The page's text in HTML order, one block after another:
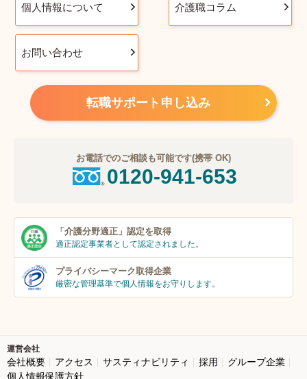
個人情報について 介護職コラム
お問い合わせ
転職サポート申し込み
お電話でのご相談も可能です(携帯 OK)
0120-941-653
「介護分野適正」 認定を取得
適正認定事業者として認定されました。
プライバシーマーク取得企業
厳密な管理基準で個人情報をお守りします。
運営会社
会社概要 アクセス サスティナビリティ 採用
グループ企業
個人情報保護方針